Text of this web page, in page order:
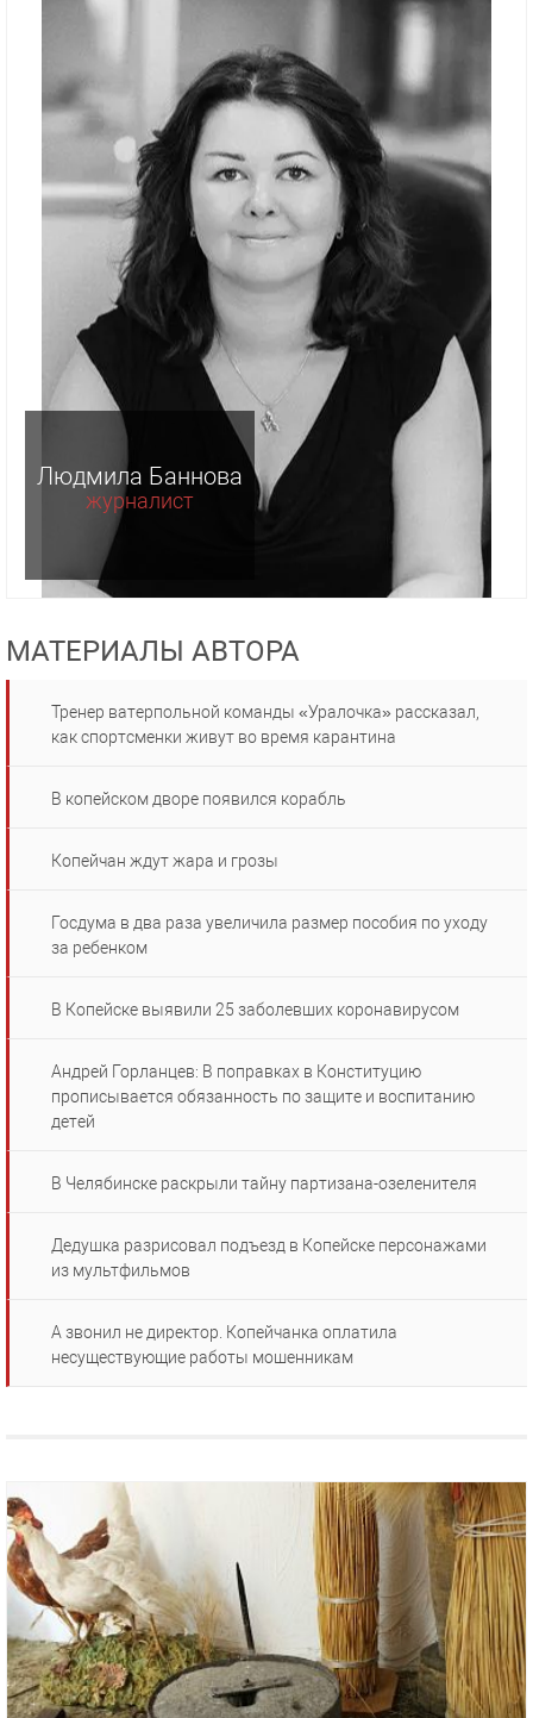
Людмила Баннова
журналист
МАТЕРИАЛЫ АВТОРА
Тренер ватерпольной команды «Уралочка» рассказал,
как спортсменки живут во время карантина
В копейском дворе появился корабль
Копейчан ждут жара и грозы
Госдума в два раза увеличила размер пособия по уходу
за ребенком
В Копейске выявили 25 заболевших коронавирусом
Андрей Горланцев: В поправках в Конституцию
прописывается обязанность по защите и воспитанию
детей
В Челябинске раскрыли тайну партизана-озеленителя
Дедушка разрисовал подъезд в Копейске персонажами
из мультфильмов
А звонил не директор. Копейчанка оплатила
несуществующие работы мошенникам